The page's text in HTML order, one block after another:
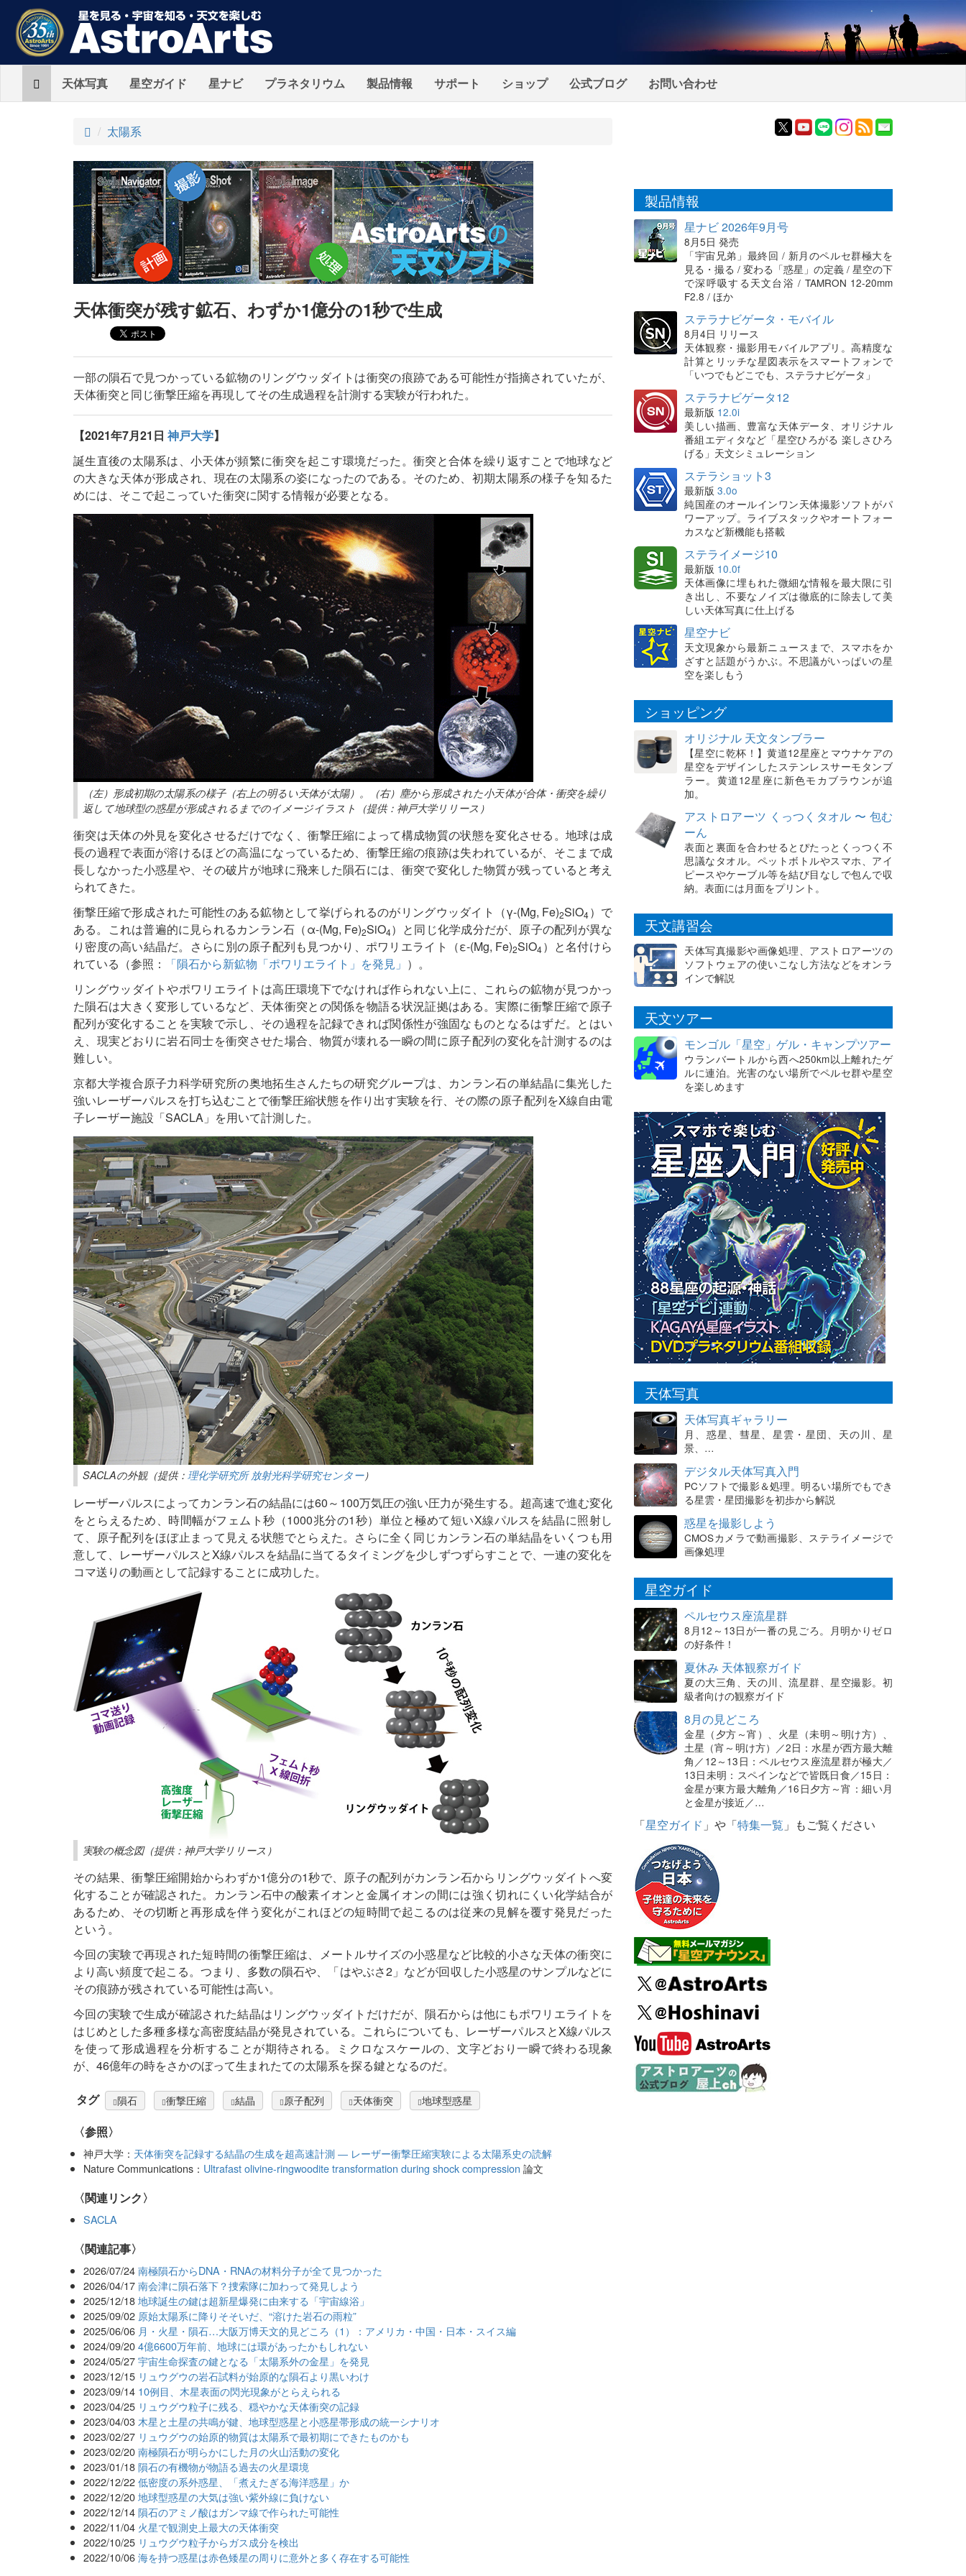
Home天体写真 星空ガイド 星ナビ プラネタリウム 製品情報 サポート ショップ 公式ブログ お問い合わせ
ト
プ
太陽系
天体衝突が残す鉱石、わずか1億分の1秒で生成
一部の隕石で見つかっている鉱物のリングウッダイトは衝突の痕跡である可能性が指摘されていたが、
天体衝突と同じ衝撃圧縮を再現してその生成過程を計測する実験が行われた。
【2021年7月21日 神戸大学】
誕生直後の太陽系は、小天体が頻繁に衝突を起こす環境だった。衝突と合体を繰り返すことで地球など
の大きな天体が形成され、現在の太陽系の姿になったのである。そのため、初期太陽系の様子を知るた
めには、そこで起こっていた衝突に関する情報が必要となる。
（左）形成初期の太陽系の様子（右上の明るい天体が太陽）。（右）塵から形成された小天体が合体・衝突を繰り
返して地球型の惑星が形成されるまでのイメージイラスト（提供：神戸大学リリース）
衝突は天体の外見を変化させるだけでなく、衝撃圧縮によって構成物質の状態を変化させる。地球は成
長の過程で表面が溶けるほどの高温になっているため、衝撃圧縮の痕跡は失われているが、そこまで成
長しなかった小惑星や、その破片が地球に飛来した隕石には、衝突で変化した物質が残っていると考え
られてきた。
衝撃圧縮で形成された可能性のある鉱物として挙げられるのがリングウッダイト（γ-(Mg, Fe)2SiO4）で
ある。これは普遍的に見られるカンラン石（α-(Mg, Fe)2SiO4）と同じ化学成分だが、原子の配列が異な
り密度の高い結晶だ。さらに別の原子配列も見つかり、ポワリエライト（ε-(Mg, Fe)2SiO4）と名付けら
れている（参照：
「隕石から新鉱物「ポワリエライト」を発見」 ）。
リングウッダイトやポワリエライトは高圧環境下でなければ作られない上に、これらの鉱物が見つかっ
た隕石は大きく変形しているなど、天体衝突との関係を物語る状況証拠はある。実際に衝撃圧縮で原子
配列が変化することを実験で示し、その過程を記録できれば関係性が強固なものとなるはずだ。とはい
え、現実どおりに岩石同士を衝突させた場合、物質が壊れる一瞬の間に原子配列の変化を計測するのは
難しい。
京都大学複合原子力科学研究所の奥地拓生さんたちの研究グループは、カンラン石の単結晶に集光した
強いレーザーパルスを打ち込むことで衝撃圧縮状態を作り出す実験を行、その際の原子配列をX線自由電
子レーザー施設「SACLA」を用いて計測した。
SACLAの外観（提供：理化学研究所 放射光科学研究センター）
レーザーパルスによってカンラン石の結晶には60～100万気圧の強い圧力が発生する。超高速で進む変化
をとらえるため、時間幅がフェムト秒（1000兆分の1秒）単位と極めて短いX線パルスを結晶に照射し
て、原子配列をほぼ止まって見える状態でとらえた。さらに全く同じカンラン石の単結晶をいくつも用
意して、レーザーパルスとX線パルスを結晶に当てるタイミングを少しずつずらすことで、一連の変化を
コマ送りの動画として記録することに成功した。
実験の概念図（提供：神戸大学リリース）
その結果、衝撃圧縮開始からわずか1億分の1秒で、原子の配列がカンラン石からリングウッダイトへ変
化することが確認された。カンラン石中の酸素イオンと金属イオンの間には強く切れにくい化学結合が
あるため、その切断と再形成を伴う変化がこれほどの短時間で起こるのは従来の見解を覆す発見だった
という。
今回の実験で再現された短時間の衝撃圧縮は、メートルサイズの小惑星など比較的小さな天体の衝突に
より高い頻度で起こる。つまり、多数の隕石や、「はやぶさ2」などが回収した小惑星のサンプルなどに
その痕跡が残されている可能性は高い。
今回の実験で生成が確認された結晶はリングウッダイトだけだが、隕石からは他にもポワリエライトを
はじめとした多種多様な高密度結晶が発見されている。これらについても、レーザーパルスとX線パルス
を使って形成過程を分析することが期待される。ミクロなスケールの、文字どおり一瞬で終わる現象
が、46億年の時をさかのぼって生まれたての太陽系を探る鍵となるのだ。
タグ 隕石 衝撃圧縮 結晶 原子配列 天体衝突 地球型惑星
〈参照〉
神戸大学： 天体衝突を記録する結晶の生成を超高速計測 ― レーザー衝撃圧縮実験による太陽系史の読解
Nature Communications： Ultrafast olivine-ringwoodite transformation during shock compression 論文
〈関連リンク〉
SACLA
関連記事
2026/07/24 南極隕石からDNA・RNAの材料分子が全て見つかった
2026/04/17 南会津に隕石落下？捜索隊に加わって発見しよう
2025/12/18 地球誕生の鍵は超新星爆発に由来する「宇宙線浴」
2025/09/02 原始太陽系に降りそそいだ、“溶けた岩石の雨粒”
2025/06/06 月・火星・隕石…大阪万博天文的見どころ（1）：アメリカ・中国・日本・スイス編
2024/09/20 4億6600万年前、地球には環があったかもしれない
2024/05/27 宇宙生命探査の鍵となる「太陽系外の金星」を発見
2023/12/15 リュウグウの岩石試料が始原的な隕石より黒いわけ
2023/09/14 10例目、木星表面の閃光現象がとらえられる
2023/04/25 リュウグウ粒子に残る、穏やかな天体衝突の記録
2023/04/03 木星と土星の共鳴が鍵、地球型惑星と小惑星帯形成の統一シナリオ
2023/02/27 リュウグウの始原的物質は太陽系で最初期にできたものかも
2023/02/20 南極隕石が明らかにした月の火山活動の変化
2023/01/18 隕石の有機物が物語る過去の火星環境
2022/12/22 低密度の系外惑星、「煮えたぎる海洋惑星」か
2022/12/20 地球型惑星の大気は強い紫外線に負けない
2022/12/14 隕石のアミノ酸はガンマ線で作られた可能性
2022/11/04 火星で観測史上最大の天体衝突
2022/10/25 リュウグウ粒子からガス成分を検出
2022/10/06 海を持つ惑星は赤色矮星の周りに意外と多く存在する可能性
製品情報
星ナビ 2026年9月号
8月5日 発売
「宇宙兄弟」最終回 / 新月のペルセ群極大を
見る・撮る / 変わる「惑星」の定義 / 星空の下
で深呼吸する天文台浴 / TAMRON 12-20mm
F2.8 / ほか
ステラナビゲータ・モバイル
8月4日 リリース
天体観察・撮影用モバイルアプリ。高精度な
計算とリッチな星図表示をスマートフォンで
「いつでもどこでも、ステラナビゲータ」
ステラナビゲータ12
最新版 12.0i
美しい描画、豊富な天体データ、オリジナル
番組エディタなど「星空ひろがる 楽しさひろ
げる」天文シミュレーション
ステラショット3
最新版 3.0o
純国産のオールインワン天体撮影ソフトがパ
ワーアップ。ライブスタックやオートフォー
カスなど新機能も搭載
ステライメージ10
最新版 10.0f
天体画像に埋もれた微細な情報を最大限に引
き出し、不要なノイズは徹底的に除去して美
しい天体写真に仕上げる
星空ナビ
天文現象から最新ニュースまで、スマホをか
ざすと話題がうかぶ。不思議がいっぱいの星
空を楽しもう
ショッピング
オリジナル 天文タンブラー
【星空に乾杯！】黄道12星座とマウナケアの
星空をデザインしたステンレスサーモタンブ
ラー。黄道12星座に新色モカブラウンが追
加。
アストロアーツ くっつくタオル 〜 包む
ーん
表面と裏面を合わせるとぴたっとくっつく不
思議なタオル。ペットボトルやスマホ、アイ
ピースやケーブル等を結び目なしで包んで収
納。表面には月面をプリント。
天文講習会
天体写真撮影や画像処理、アストロアーツの
ソフトウェアの使いこなし方法などをオンラ
インで解説
天文ツアー
モンゴル「星空」ゲル・キャンプツアー
ウランバートルから西へ250km以上離れたゲ
ルに連泊。光害のない場所でペルセ群や星空
を楽しめます
天体写真
天体写真ギャラリー
月、惑星、彗星、星雲・星団、天の川、星
景、…
デジタル天体写真入門
PCソフトで撮影＆処理。明るい場所でもでき
る星雲・星団撮影を初歩から解説
惑星を撮影しよう
CMOSカメラで動画撮影、ステライメージで
画像処理
星空ガイド
ペルセウス座流星群
8月12～13日が一番の見ごろ。月明かりゼロ
の好条件！
夏休み 天体観察ガイド
夏の大三角、天の川、流星群、星空撮影。初
級者向けの観察ガイド
8月の見どころ
金星（夕方～宵）、火星（未明～明け方）、
土星（宵～明け方）／2日：水星が西方最大離
角／12～13日：ペルセウス座流星群が極大／
13日未明：スペインなどで皆既日食／15日：
金星が東方最大離角／16日夕方～宵：細い月
と金星が接近／…
「星空ガイド 」や「特集一覧 」もご覧ください